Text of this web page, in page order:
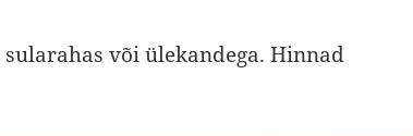
või ülekandega. Hinnad